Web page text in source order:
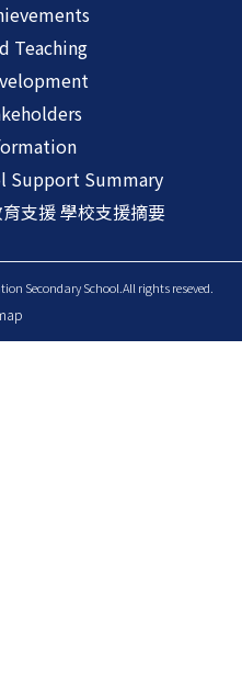
Teaching
Support Summary
支援 學校支援摘要
Secondary School.All rights reseved.